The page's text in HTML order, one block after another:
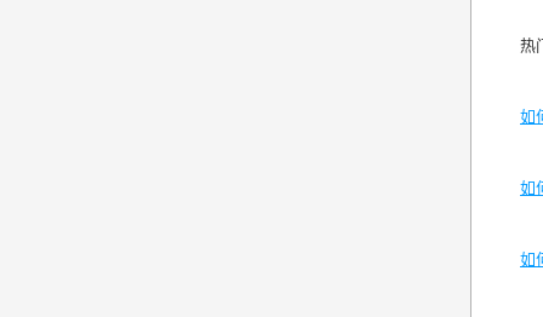
热
如
如
如